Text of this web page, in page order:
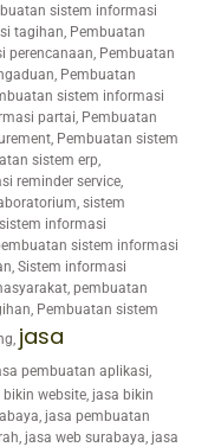
sistem informasi
tagihan, Pembuatan
perencanaan, Pembuatan
Pembuatan
sistem informasi
partai, Pembuatan
Pembuatan sistem
sistem erp,
reminder service,
sistem
informasi
sistem informasi
Sistem informasi
pembuatan
Pembuatan sistem
jasa
pembuatan aplikasi,
website, jasa bikin
jasa pembuatan
jasa web surabaya, jasa